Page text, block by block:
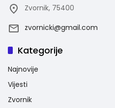
Zvornik, 75400
zvornicki@gmail.com
Kategorije
Najnovije
Vijesti
Zvornik